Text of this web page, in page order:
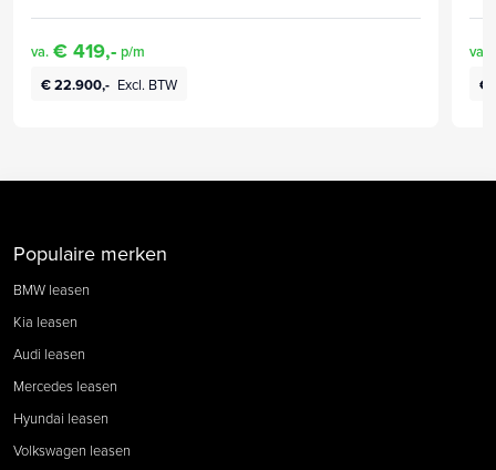
va. € 419,- p/m
€ 22.900,- Excl. BTW
va.
€
Populaire merken
BMW leasen
Kia leasen
Audi leasen
Mercedes leasen
Hyundai leasen
Volkswagen leasen